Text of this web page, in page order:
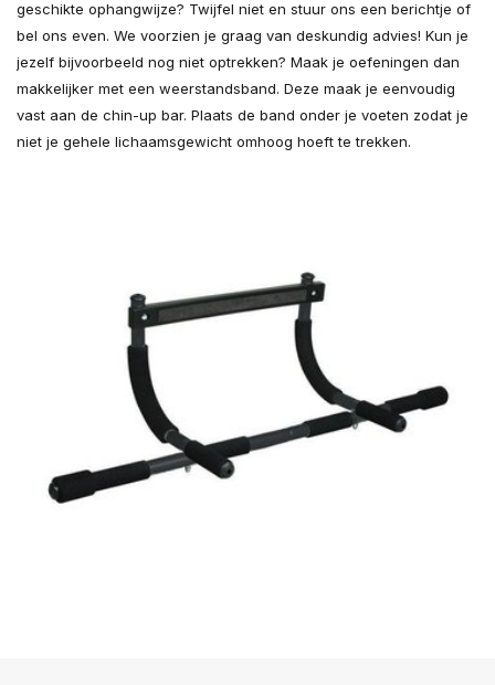
geschikte ophangwijze? Twijfel niet en stuur ons een berichtje of
bel ons even. We voorzien je graag van deskundig advies! Kun je
jezelf bijvoorbeeld nog niet optrekken? Maak je oefeningen dan
makkelijker met een weerstandsband. Deze maak je eenvoudig
vast aan de chin-up bar. Plaats de band onder je voeten zodat je
niet je gehele lichaamsgewicht omhoog hoeft te trekken.